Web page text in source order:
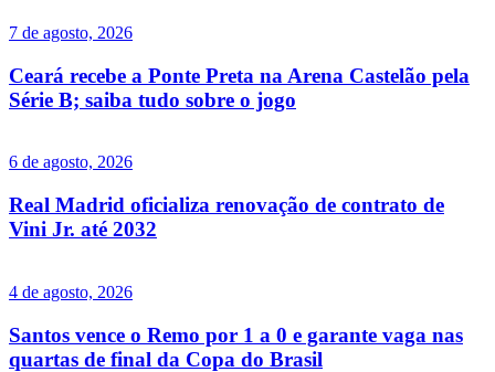
7 de agosto, 2026
Ceará recebe a Ponte Preta na Arena Castelão pela
Série B; saiba tudo sobre o jogo
6 de agosto, 2026
Real Madrid oficializa renovação de contrato de
Vini Jr. até 2032
4 de agosto, 2026
Santos vence o Remo por 1 a 0 e garante vaga nas
quartas de final da Copa do Brasil